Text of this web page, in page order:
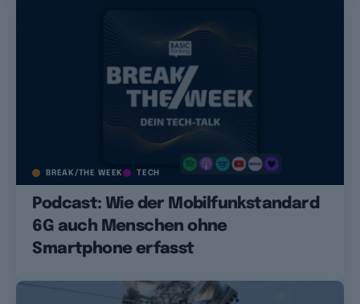
BREAK/THE WEEK TECH
Podcast: Wie der Mobilfunkstandard
6G auch Menschen ohne
Smartphone erfasst